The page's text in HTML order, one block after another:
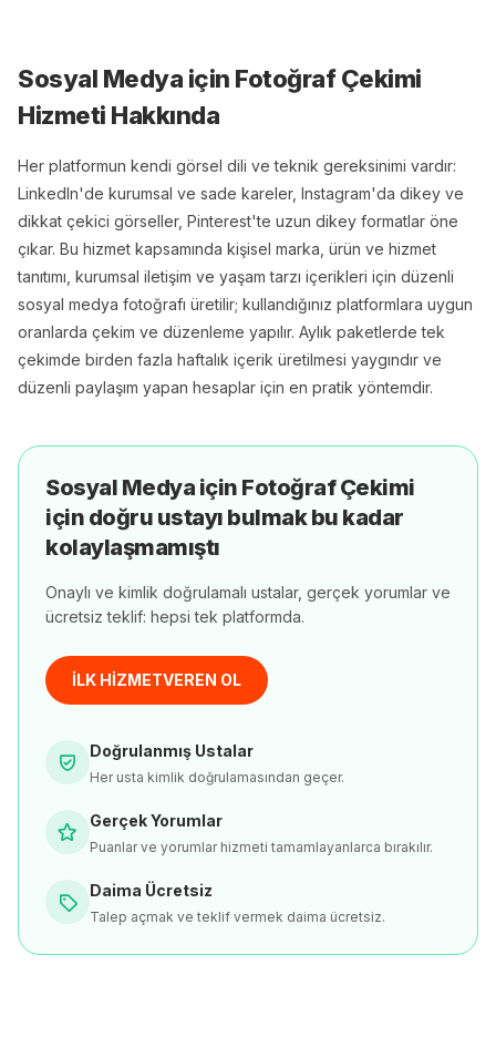
Sosyal Medya için Fotoğraf Çekimi
Hizmeti Hakkında
Her platformun kendi görsel dili ve teknik gereksinimi vardır:
LinkedIn'de kurumsal ve sade kareler, Instagram'da dikey ve
dikkat çekici görseller, Pinterest'te uzun dikey formatlar öne
çıkar. Bu hizmet kapsamında kişisel marka, ürün ve hizmet
tanıtımı, kurumsal iletişim ve yaşam tarzı içerikleri için düzenli
sosyal medya fotoğrafı üretilir; kullandığınız platformlara uygun
oranlarda çekim ve düzenleme yapılır. Aylık paketlerde tek
çekimde birden fazla haftalık içerik üretilmesi yaygındır ve
düzenli paylaşım yapan hesaplar için en pratik yöntemdir.
Sosyal Medya için Fotoğraf Çekimi
için doğru ustayı bulmak bu kadar
kolaylaşmamıştı
Onaylı ve kimlik doğrulamalı ustalar, gerçek yorumlar ve
ücretsiz teklif: hepsi tek platformda.
İLK HİZMETVEREN OL
Doğrulanmış Ustalar
Her usta kimlik doğrulamasından geçer.
Gerçek Yorumlar
Puanlar ve yorumlar hizmeti tamamlayanlarca bırakılır.
Daima Ücretsiz
Talep açmak ve teklif vermek daima ücretsiz.